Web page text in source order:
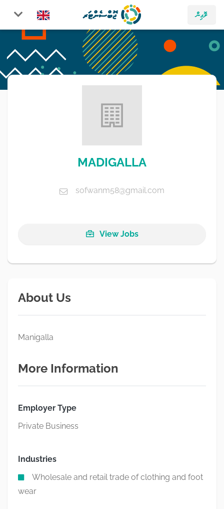
ލޮގިން
MADIGALLA
sofwanm58@gmail.com
View Jobs
About Us
Manigalla
More Information
Employer Type
Private Business
Industries
Wholesale and retail trade of clothing and foot
wear